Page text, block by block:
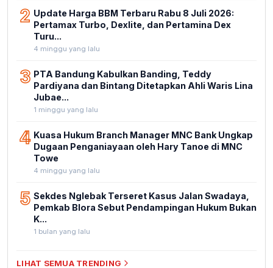
2 Update Harga BBM Terbaru Rabu 8 Juli 2026:
Pertamax Turbo, Dexlite, dan Pertamina Dex
Turu...
4 minggu yang lalu
3 PTA Bandung Kabulkan Banding, Teddy
Pardiyana dan Bintang Ditetapkan Ahli Waris Lina
Jubae...
1 minggu yang lalu
4 Kuasa Hukum Branch Manager MNC Bank Ungkap
Dugaan Penganiayaan oleh Hary Tanoe di MNC
Towe
4 minggu yang lalu
5 Sekdes Nglebak Terseret Kasus Jalan Swadaya,
Pemkab Blora Sebut Pendampingan Hukum Bukan
K...
1 bulan yang lalu
LIHAT SEMUA TRENDING